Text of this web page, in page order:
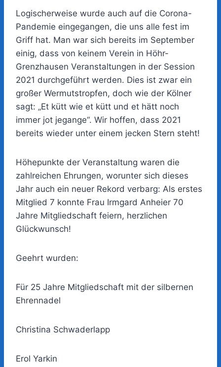
Logischerweise wurde auch auf die Corona-
Pandemie eingegangen, die uns alle fest im
Griff hat. Man war sich bereits im September
einig, dass von keinem Verein in Höhr-
Grenzhausen Veranstaltungen in der Session
2021 durchgeführt werden. Dies ist zwar ein
großer Wermutstropfen, doch wie der Kölner
sagt: „Et kütt wie et kütt und et hätt noch
immer jot jegange“. Wir hoffen, dass 2021
bereits wieder unter einem jecken Stern steht!
Höhepunkte der Veranstaltung waren die
zahlreichen Ehrungen, worunter sich dieses
Jahr auch ein neuer Rekord verbarg: Als erstes
Mitglied 7 konnte Frau Irmgard Anheier 70
Jahre Mitgliedschaft feiern, herzlichen
Glückwunsch!
Geehrt wurden:
Für 25 Jahre Mitgliedschaft mit der silbernen
Ehrennadel
Christina Schwaderlapp
Erol Yarkin